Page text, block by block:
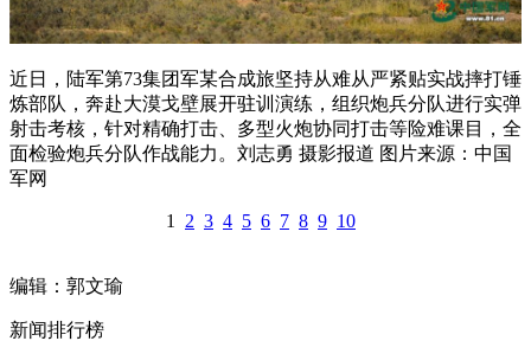
近日，陆军第73集团军某合成旅坚持从难从严紧贴实战摔打锤
炼部队，奔赴大漠戈壁展开驻训演练，组织炮兵分队进行实弹
射击考核，针对精确打击、多型火炮协同打击等险难课目，全
面检验炮兵分队作战能力。刘志勇 摄影报道 图片来源：中国
军网
1 2 3 4 5 6 7 8 9 10
编辑：郭文瑜
新闻排行榜